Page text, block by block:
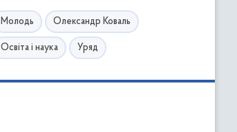
Молодь Олександр Коваль
Освіта і наука Уряд